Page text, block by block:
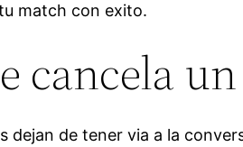
match con exito.
cancela
dejan de tener via a la